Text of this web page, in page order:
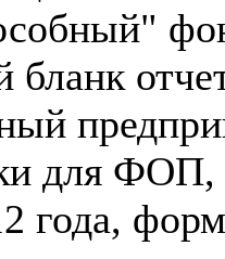
для ФОП,
года,